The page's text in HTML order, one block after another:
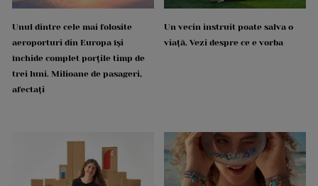
Unul dintre cele mai folosite
aeroporturi din Europa își
închide complet porțile timp de
trei luni. Milioane de pasageri,
afectați
Un vecin instruit poate salva o
viață. Vezi despre ce e vorba